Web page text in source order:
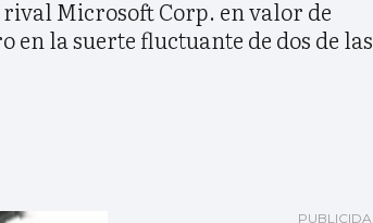
Microsoft Corp. en valor de
la suerte fluctuante de dos de las